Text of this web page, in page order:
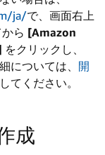
ja/で、画面右上
ら [Amazon
をクリックし、
については、 開
てください。
成